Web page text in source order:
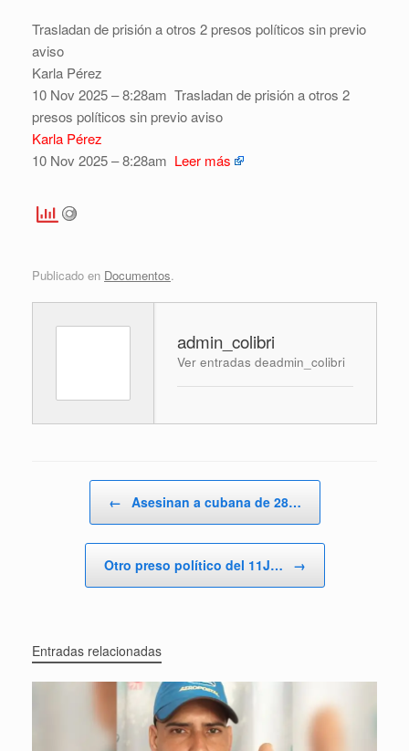
Trasladan de prisión a otros 2 presos políticos sin previo
aviso
Karla Pérez
10 Nov 2025 – 8:28am Trasladan de prisión a otros 2
presos políticos sin previo aviso
Karla Pérez
10 Nov 2025 – 8:28am Leer más
Publicado en Documentos.
admin_colibri
Ver entradas deadmin_colibri
← Asesinan a cubana de 28…
Otro preso político del 11J… →
Entradas relacionadas